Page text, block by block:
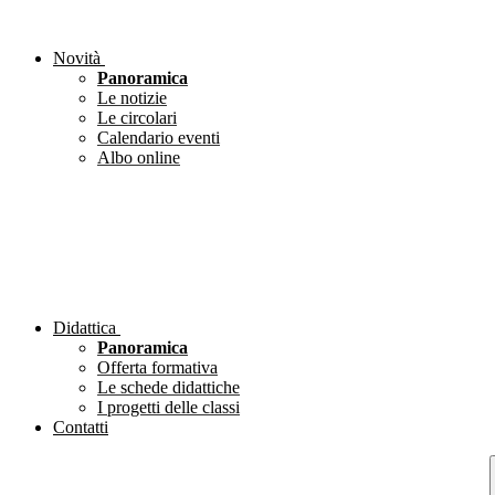
Novità
Panoramica
Le notizie
Le circolari
Calendario eventi
Albo online
Didattica
Panoramica
Offerta formativa
Le schede didattiche
I progetti delle classi
Contatti